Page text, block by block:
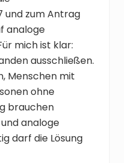
und zum Antrag
analoge
mich ist klar:
ausschließen.
Menschen mit
ohne
brauchen
analoge
darf die Lösung